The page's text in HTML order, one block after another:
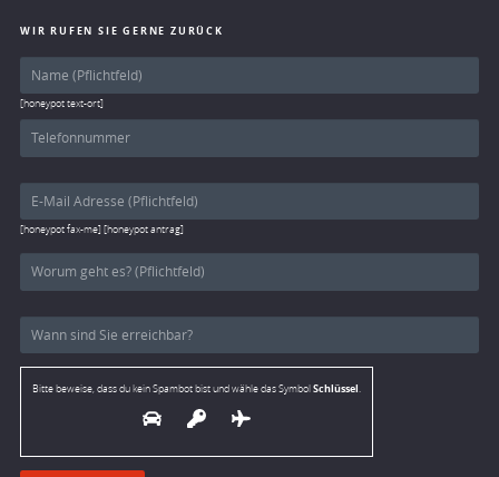
WIR RUFEN SIE GERNE ZURÜCK
[honeypot text-ort]
[honeypot fax-me] [honeypot antrag]
Bitte beweise, dass du kein Spambot bist und wähle das SymbolSchlüssel.